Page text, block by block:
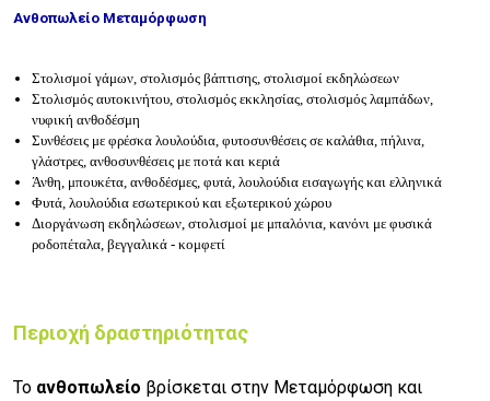
Ανθοπωλείο Μεταμόρφωση
Στολισμοί γάμων, στολισμός βάπτισης, στολισμοί εκδηλώσεων
Στολισμός αυτοκινήτου, στολισμός εκκλησίας, στολισμός λαμπάδων,
νυφική ανθοδέσμη
Συνθέσεις με φρέσκα λουλούδια, φυτοσυνθέσεις σε καλάθια, πήλινα,
γλάστρες, ανθοσυνθέσεις με ποτά και κεριά
Άνθη, μπουκέτα, ανθοδέσμες, φυτά, λουλούδια εισαγωγής και ελληνικά
Φυτά, λουλούδια εσωτερικού και εξωτερικού χώρου
Διοργάνωση εκδηλώσεων, στολισμοί με μπαλόνια, κανόνι με φυσικά
ροδοπέταλα, βεγγαλικά - κομφετί
Περιοχή δραστηριότητας
Το ανθοπωλείο βρίσκεται στην Μεταμόρφωση και